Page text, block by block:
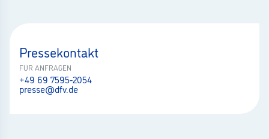
Pressekontakt
FÜR ANFRAGEN
+49 69 7595-2054
presse@dfv.de